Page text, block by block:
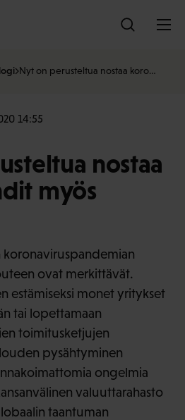
Nyt on perusteltua nostaa koro…
14:55
nostaa
myös
koronaviruspandemian
ovat merkittävät.
estämiseksi monet yritykset
tai lopettamaan
toimitusketjujen
pysähtyminen
ongelmia
valuuttarahasto
taantuman